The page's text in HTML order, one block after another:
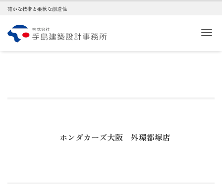
確かな技術と柔軟な創造性
ホンダカーズ大阪 外環都塚店